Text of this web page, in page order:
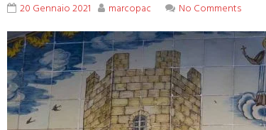
20 Gennaio 2021 marcopac No Comments